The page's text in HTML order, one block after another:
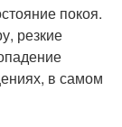
покоя.
резкие
в самом